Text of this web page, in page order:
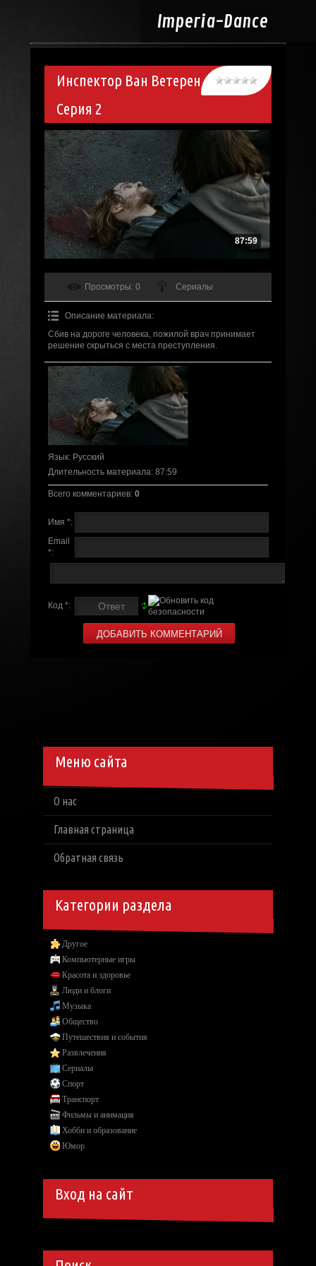
Imperia-Dance
Инспектор Ван Ветерен
Серия 2
87:59
Просмотры: 0 Сериалы
Описание материала:
Сбив на дороге человека, пожилой врач принимает
решение скрыться с места преступления.
Язык: Русский
Длительность материала: 87:59
Всего комментариев: 0
Имя *:
Email
*:
Код *:
Меню сайта
О нас
Главная страница
Обратная связь
Категории раздела
Другое
Компьютерные игры
Красота и здоровье
Люди и блоги
Музыка
Общество
Путешествия и события
Развлечения
Сериалы
Спорт
Транспорт
Фильмы и анимация
Хобби и образование
Юмор
Вход на сайт